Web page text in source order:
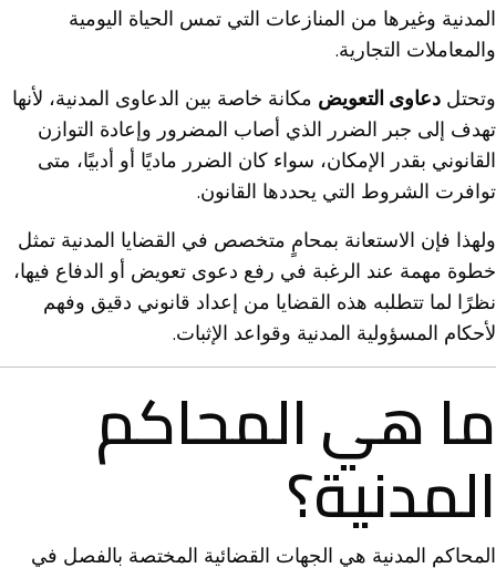
المدنية وغيرها من المنازعات التي تمس الحياة اليومية
والمعاملات التجارية.
وتحتل دعاوى التعويض مكانة خاصة بين الدعاوى المدنية، لأنها
تهدف إلى جبر الضرر الذي أصاب المضرور وإعادة التوازن
القانوني بقدر الإمكان، سواء كان الضرر ماديًا أو أدبيًا، متى
توافرت الشروط التي يحددها القانون.
ولهذا فإن الاستعانة بمحامٍ متخصص في القضايا المدنية تمثل
خطوة مهمة عند الرغبة في رفع دعوى تعويض أو الدفاع فيها،
نظرًا لما تتطلبه هذه القضايا من إعداد قانوني دقيق وفهم
لأحكام المسؤولية المدنية وقواعد الإثبات.
ما هي المحاكم
المدنية؟
المحاكم المدنية هي الجهات القضائية المختصة بالفصل في